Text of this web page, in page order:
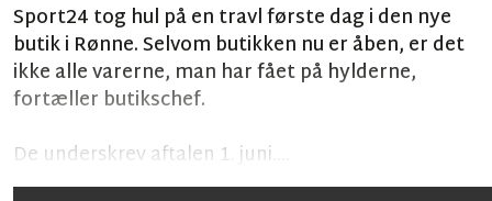
Sport24 tog hul på en travl første dag i den nye
butik i Rønne. Selvom butikken nu er åben, er det
ikke alle varerne, man har fået på hylderne,
fortæller butikschef.
De underskrev aftalen 1. juni....